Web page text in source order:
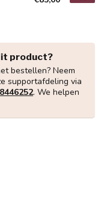
product?
bestellen? Neem
supportafdeling via
. We helpen